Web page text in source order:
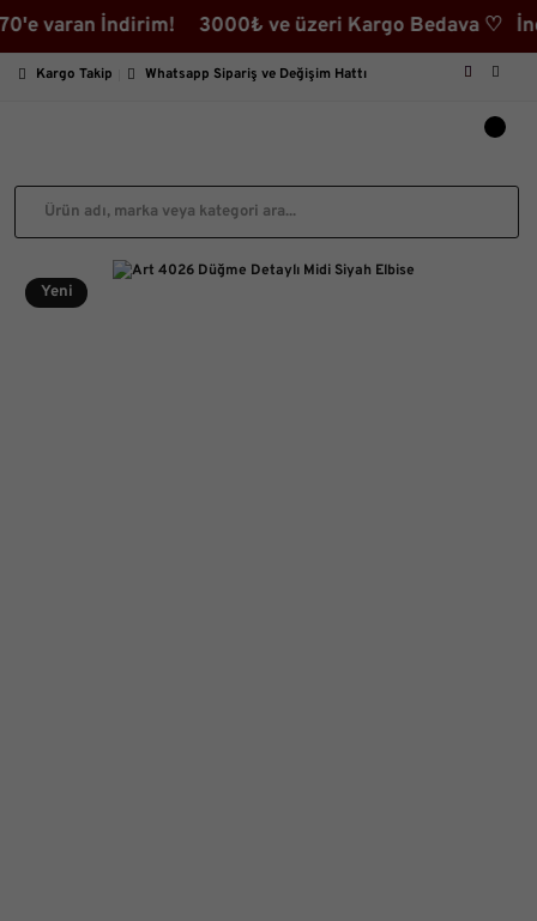
İndirim! 3000₺ ve üzeri Kargo Bedava ♡
Kargo Takip Whatsapp Sipariş ve Değişim Hattı
Yeni